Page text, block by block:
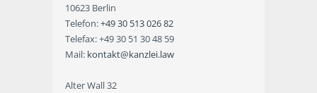
10623 Berlin
Telefon:+49 30 513 026 82
Telefax: +49 30 51 30 48 59
Mail: kontakt@kanzlei.law
Alter Wall 32